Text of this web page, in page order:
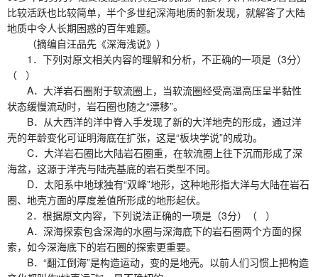
比较活跃也比较简单，半个多世纪深海地质的新发现，就解答了大陆
地质中令人长期困惑的百年难题。
（摘编自汪品先《深海浅说》）
1．下列对原文相关内容的理解和分析，不正确的一项是（3分）
（ ）
A．大洋岩石圈附于软流圈上，当软流圈经受高温高压呈半黏性
状态缓慢流动时，岩石圈也随之“漂移”。
B．从大西洋的洋中脊入手发现了新的大洋地壳的形成，通过洋
壳的年龄变化可证明海底在扩张，这是“板块学说”的成功。
C．大洋岩石圈比大陆岩石圈重，在软流圈上往下沉而形成了深
海盆，这源于洋壳与陆壳基底的岩石类型不同。
D．太阳系中地球独有“双峰”地形，这种地形指大洋与大陆在岩石
圈、地壳方面的厚度差值所形成的地形起伏。
2．根据原文内容，下列说法正确的一项是（3分）（ ）
A．深海探索包含深海的水圈与深海底下的岩石圈两个方面的探
索，如今深海底下的岩石圈的探索更重要。
B．“翻江倒海”是构造运动，变的是地壳。以前人们习惯上把构造